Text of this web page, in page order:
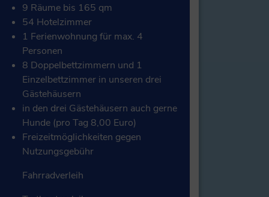
9 Räume bis 165 qm
54 Hotelzimmer
1 Ferienwohnung für max. 4
Personen
8 Doppelbettzimmern und 1
Einzelbettzimmer in unseren drei
Gästehäusern
in den drei Gästehäusern auch gerne
Hunde (pro Tag 8,00 Euro)
Freizeitmöglichkeiten gegen
Nutzungsgebühr
Fahrradverleih